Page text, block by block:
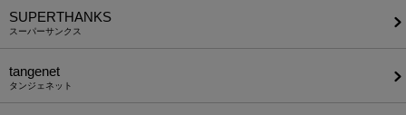
SUPERTHANKS
スーパーサンクス
tangenet
タンジェネット